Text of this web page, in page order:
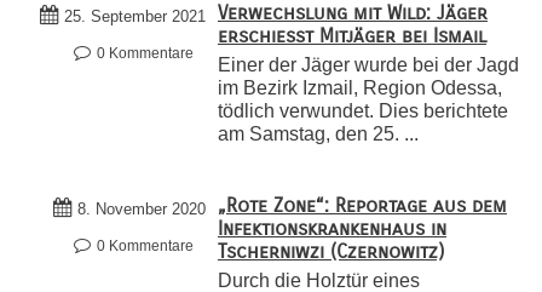
25. September 2021
0 Kommentare
Verwechslung mit Wild: Jäger
erschießt Mitjäger bei Ismail
Einer der Jäger wurde bei der Jagd
im Bezirk Izmail, Region Odessa,
tödlich verwundet. Dies berichtete
am Samstag, den 25. ...
8. November 2020
0 Kommentare
„Rote Zone“: Reportage aus dem
Infektionskrankenhaus in
Tscherniwzi (Czernowitz)
Durch die Holztür eines